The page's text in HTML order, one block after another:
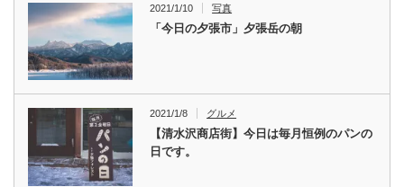
2021/1/10 写真
「今日の夕張市」夕張岳の朝
2021/1/8 グルメ
【清水沢商店街】今日は毎月恒例のパンの
日です。